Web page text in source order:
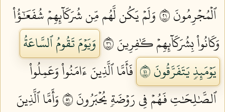
ٱلۡمُجۡرِمُونَ ١٢
وَلَمۡ يَكُن لَّهُم مِّن شُرَكَآئِهِمۡ شُفَعَٰٓؤُاْ
وَكَانُواْ بِشُرَكَآئِهِمۡ كَٰفِرِينَ ١٣
وَيَوۡمَ تَقُومُ ٱلسَّاعَةُ
يَوۡمَئِذٖ يَتَفَرَّقُونَ ١٤
فَأَمَّا ٱلَّذِينَ ءَامَنُواْ وَعَمِلُواْ
ٱلصَّٰلِحَٰتِ فَهُمۡ فِي رَوۡضَةٖ يُحۡبَرُونَ ١٥
وَأَمَّا ٱلَّذِينَ